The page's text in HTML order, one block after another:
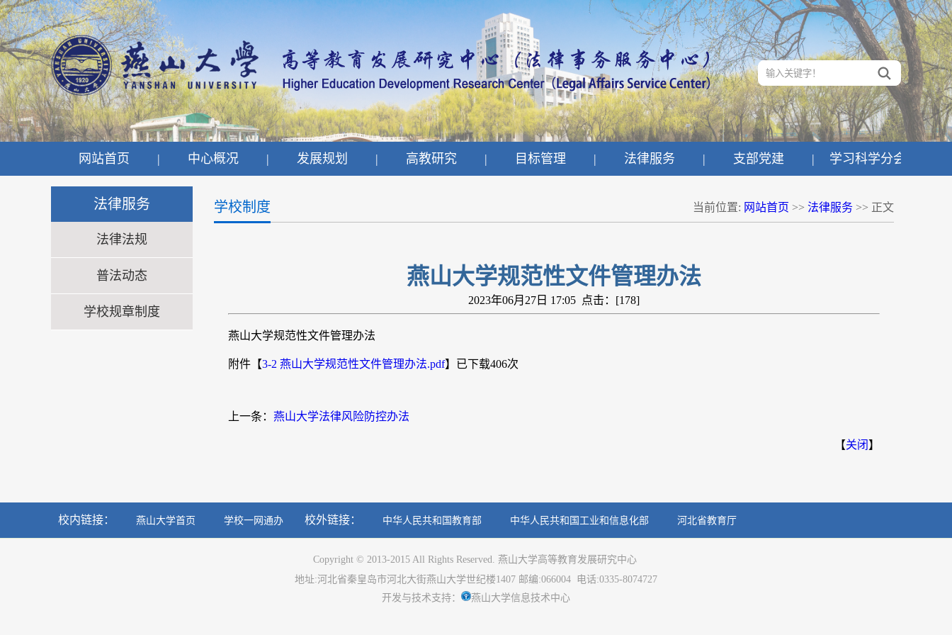
网站首页 | 中心概况 | 发展规划 | 高教研究 | 目标管理 | 法律服务 | 支部党建 | 学习科学分会
法律服务
法律法规
普法动态
学校规章制度
学校制度 当前位置: 网站首页 >> 法律服务 >> 正文
燕山大学规范性文件管理办法
2023年06月27日 17:05 点击：[178]
燕山大学规范性文件管理办法
附件【3-2 燕山大学规范性文件管理办法.pdf】已下载406次
上一条： 燕山大学法律风险防控办法
【关闭 】
校内链接： 燕山大学首页 学校一网通办 校外链接： 中华人民共和国教育部 中华人民共和国工业和信息化部 河北省教育厅
Copyright © 2013-2015 All Rights Reserved. 燕山大学高等教育发展研究中心
地址:河北省秦皇岛市河北大街燕山大学世纪楼1407 邮编:066004 电话:0335-8074727
开发与技术支持：
燕山大学信息技术中心